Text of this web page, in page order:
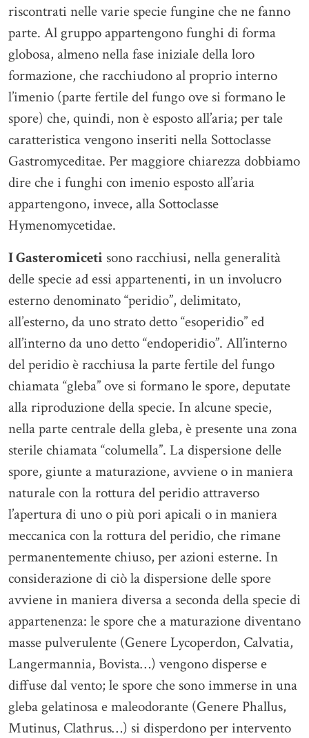
riscontrati nelle varie specie fungine che ne fanno
parte. Al gruppo appartengono funghi di forma
globosa, almeno nella fase iniziale della loro
formazione, che racchiudono al proprio interno
l’imenio (parte fertile del fungo ove si formano le
spore) che, quindi, non è esposto all’aria; per tale
caratteristica vengono inseriti nella Sottoclasse
Gastromyceditae. Per maggiore chiarezza dobbiamo
dire che i funghi con imenio esposto all’aria
appartengono, invece, alla Sottoclasse
Hymenomycetidae.
I Gasteromiceti sono racchiusi, nella generalità
delle specie ad essi appartenenti, in un involucro
esterno denominato “peridio”, delimitato,
all’esterno, da uno strato detto “esoperidio” ed
all’interno da uno detto “endoperidio”. All’interno
del peridio è racchiusa la parte fertile del fungo
chiamata “gleba” ove si formano le spore, deputate
alla riproduzione della specie. In alcune specie,
nella parte centrale della gleba, è presente una zona
sterile chiamata “columella”. La dispersione delle
spore, giunte a maturazione, avviene o in maniera
naturale con la rottura del peridio attraverso
l’apertura di uno o più pori apicali o in maniera
meccanica con la rottura del peridio, che rimane
permanentemente chiuso, per azioni esterne. In
considerazione di ciò la dispersione delle spore
avviene in maniera diversa a seconda della specie di
appartenenza: le spore che a maturazione diventano
masse pulverulente (Genere Lycoperdon, Calvatia,
Langermannia, Bovista…) vengono disperse e
diffuse dal vento; le spore che sono immerse in una
gleba gelatinosa e maleodorante (Genere Phallus,
Mutinus, Clathrus…) si disperdono per intervento